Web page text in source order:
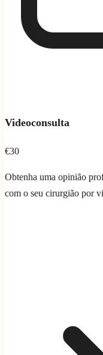
Videoconsulta
€30
Obtenha uma opinião
com o seu cirurgião por